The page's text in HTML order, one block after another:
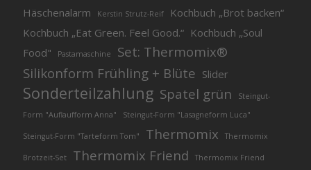
Häschenalarm Kerstin Strutz-Reif
Kochbuch „Brot backen“
Kochbuch „Eat Green. Feel Good.“ Kochbuch „Soul
Food"
Pastamaschine
Set: Thermomix®
Silikonform Frühling + Blüte Slider
Sonderteilzahlung Spatel grün
Steingut-
Form "Auflaufform Anna"
Steingut-Form "Lasagneform Luca"
Steingut-Form "Tarteform Tom" Thermomix Thermomix
Brotzeit-Set Thermomix Friend
Thermomix Friend